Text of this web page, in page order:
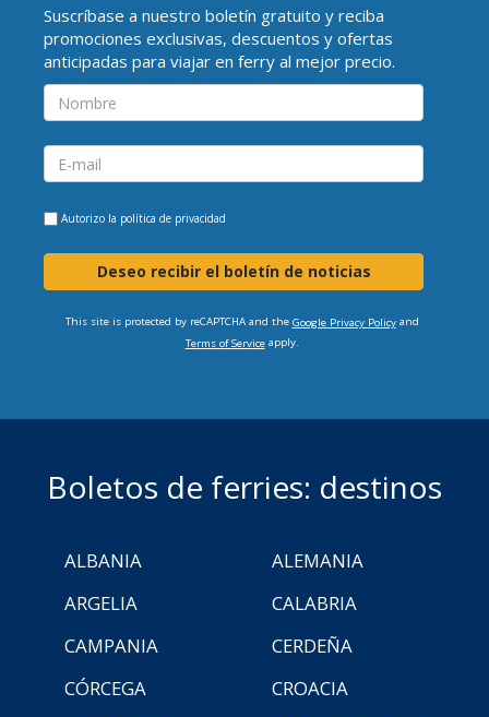
Suscríbase a nuestro boletín gratuito y reciba
promociones exclusivas, descuentos y ofertas
anticipadas para viajar en ferry al mejor precio.
Autorizo la política de privacidad
Deseo recibir el boletín de noticias
This site is protected by reCAPTCHA and the Google Privacy Policyand
Terms of Serviceapply.
Boletos de ferries: destinos
ALBANIA
ALEMANIA
ARGELIA
CALABRIA
CAMPANIA
CERDEÑA
CÓRCEGA
CROACIA